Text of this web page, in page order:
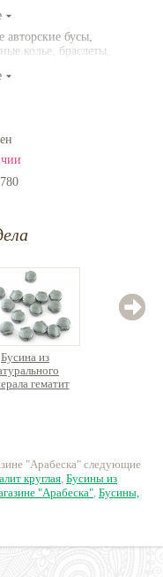
камня. Цвет и размер
отличаться от
на фото.
авторские бусы,
колье, браслеты,
различные цвета и
Бусина из
гематит
"Арабеска" следующие
круглая, Бусины из
"Арабеска", Бусины,